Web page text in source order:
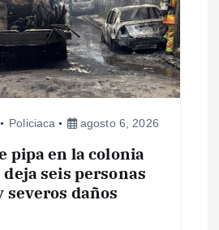
Policiaca agosto 6, 2026
pipa en la colonia
seis personas
severos daños